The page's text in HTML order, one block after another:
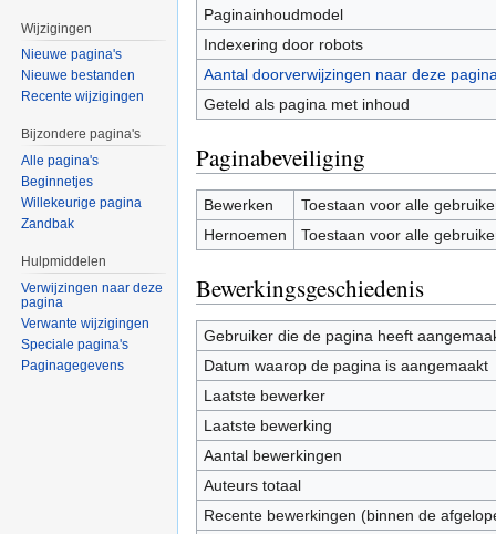
Paginainhoudmodel
Indexering door robots
Aantal doorverwijzingen naar deze
Geteld als pagina met inhoud
Paginabeveiliging
Bewerken
Toestaan voor alle
Hernoemen
Toestaan voor alle
Bewerkingsgeschiedenis
Gebruiker die de pagina heeft
Datum waarop de pagina is aangemaakt
Laatste bewerker
Laatste bewerking
Aantal bewerkingen
Auteurs totaal
Recente bewerkingen (binnen de
Wijzigingen
Nieuwe pagina's
Nieuwe bestanden
Recente wijzigingen
Bijzondere pagina's
Alle pagina's
Beginnetjes
Willekeurige pagina
Zandbak
Hulpmiddelen
Verwijzingen naar deze
pagina
Verwante wijzigingen
Speciale pagina's
Paginagegevens